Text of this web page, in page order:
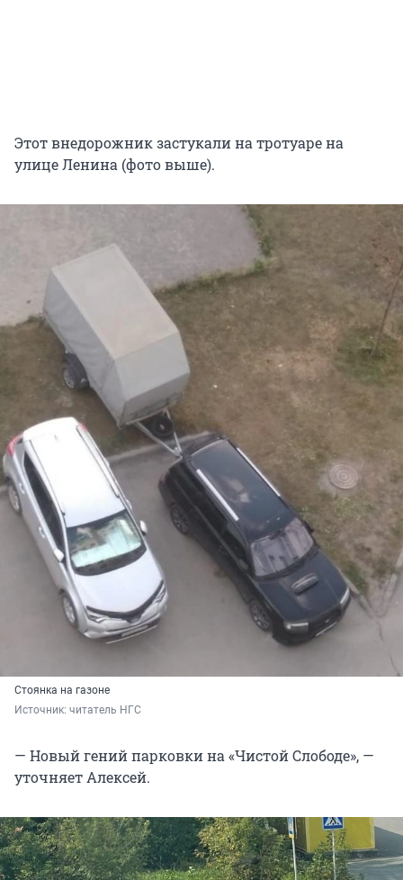
Этот внедорожник застукали на тротуаре на
улице Ленина (фото выше).
Стоянка на газоне
Источник: читатель НГС
— Новый гений парковки на «Чистой Слободе», —
уточняет Алексей.